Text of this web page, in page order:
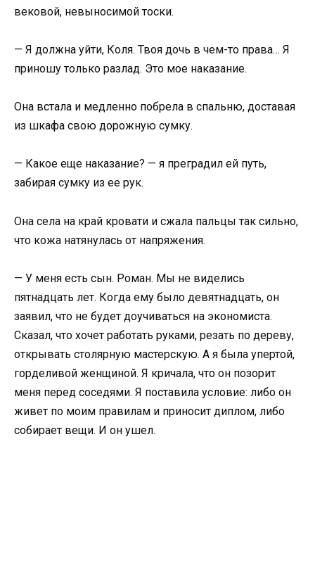
вековой, невыносимой тоски.
— Я должна уйти, Коля. Твоя дочь в чем-то права… Я
приношу только разлад. Это мое наказание.
Она встала и медленно побрела в спальню, доставая
из шкафа свою дорожную сумку.
— Какое еще наказание? — я преградил ей путь,
забирая сумку из ее рук.
Она села на край кровати и сжала пальцы так сильно,
что кожа натянулась от напряжения.
— У меня есть сын. Роман. Мы не виделись
пятнадцать лет. Когда ему было девятнадцать, он
заявил, что не будет доучиваться на экономиста.
Сказал, что хочет работать руками, резать по дереву,
открывать столярную мастерскую. А я была упертой,
горделивой женщиной. Я кричала, что он позорит
меня перед соседями. Я поставила условие: либо он
живет по моим правилам и приносит диплом, либо
собирает вещи. И он ушел.